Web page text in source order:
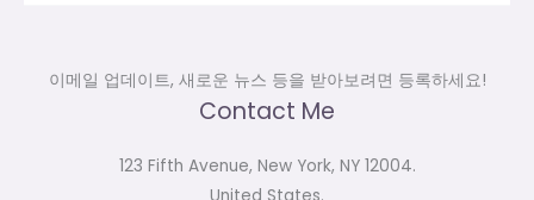
이메일 업데이트, 새로운 뉴스 등을 받아보려면 등록하세요!
Contact Me
123 Fifth Avenue, New York, NY 12004.